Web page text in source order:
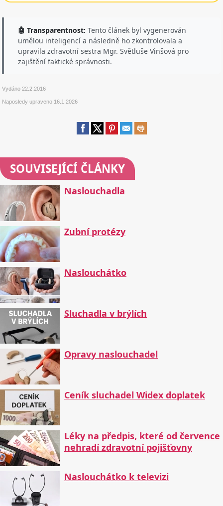
🤖 Transparentnost: Tento článek byl vygenerován
umělou inteligencí a následně ho zkontrolovala a
upravila zdravotní sestra Mgr. Světluše Vinšová pro
zajištění faktické správnosti.
Vydáno22.2.2016
Naposledy upraveno 16.1.2026
SOUVISEJÍCÍ ČLÁNKY
Naslouchadla
Zubní protézy
Naslouchátko
Sluchadla v brýlích
Opravy naslouchadel
Ceník sluchadel Widex doplatek
Léky na předpis, které od července
nehradí zdravotní pojišťovny
Naslouchátko k televizi